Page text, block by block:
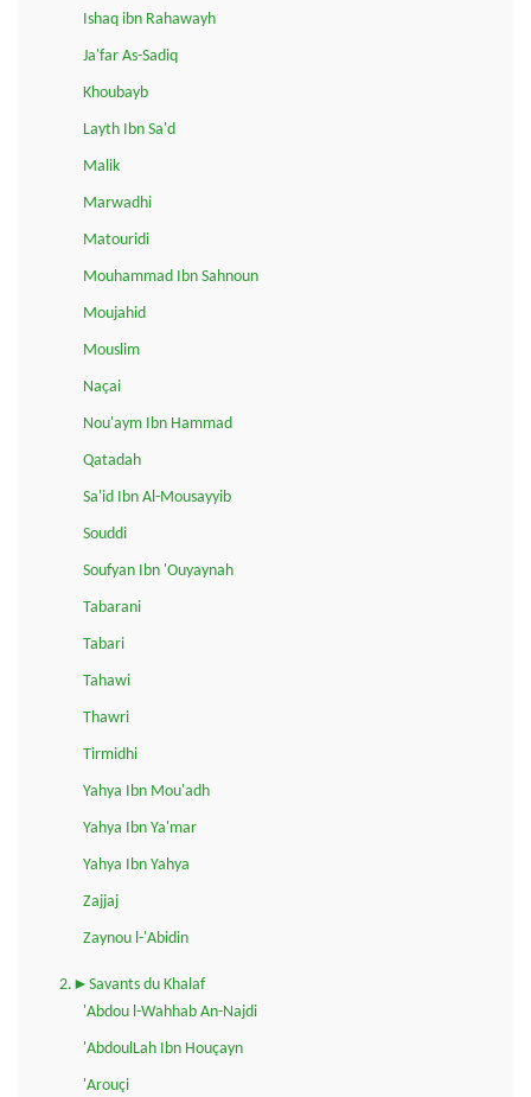
Ishaq ibn Rahawayh
Ja'far As-Sadiq
Khoubayb
Layth Ibn Sa'd
Malik
Marwadhi
Matouridi
Mouhammad Ibn Sahnoun
Moujahid
Mouslim
Naçai
Nou'aym Ibn Hammad
Qatadah
Sa'id Ibn Al-Mousayyib
Souddi
Soufyan Ibn 'Ouyaynah
Tabarani
Tabari
Tahawi
Thawri
Tirmidhi
Yahya Ibn Mou'adh
Yahya Ibn Ya'mar
Yahya Ibn Yahya
Zajjaj
Zaynou l-'Abidin
2.►Savants du Khalaf
'Abdou l-Wahhab An-Najdi
'AbdoulLah Ibn Houçayn
'Arouçi